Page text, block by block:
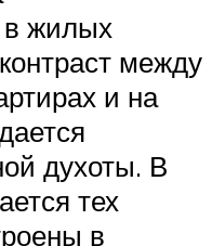
в жилых
между
и на
духоты. В
тех
в